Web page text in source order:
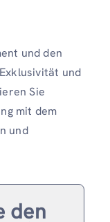
und den
und
Sie
mit dem
und
den